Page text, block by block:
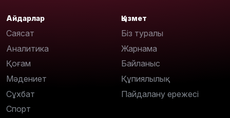
Айдарлар
Саясат
Аналитика
Қоғам
Мәдениет
Сұхбат
Спорт
Қызмет
Біз туралы
Жарнама
Байланыс
Құпиялылық
Пайдалану ережесі